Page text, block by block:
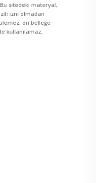
Bu sitedeki materyal,
izni olmadan
ön belleğe
kullanılamaz.